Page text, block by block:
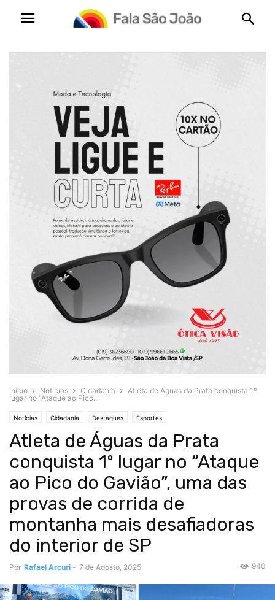
Início Notícias Cidadania
Atleta de Águas da Prata conquista 1º
lugar no “Ataque ao Pico...
Notícias Cidadania Destaques Esportes
Atleta de Águas da Prata
conquista 1º lugar no “Ataque
ao Pico do Gavião”, uma das
provas de corrida de
montanha mais desafiadoras
do interior de SP
Por Rafael Arcuri - 7 de Agosto, 2025 940